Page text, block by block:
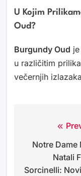
U Kojim
Oud?
Burgundy Oud
u različitim
večernjih
Navigacija
objava
Notre Dame
Natali
Sorcinelli: